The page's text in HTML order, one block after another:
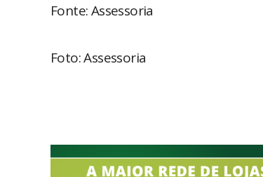
Fonte: Assessoria
Foto: Assessoria